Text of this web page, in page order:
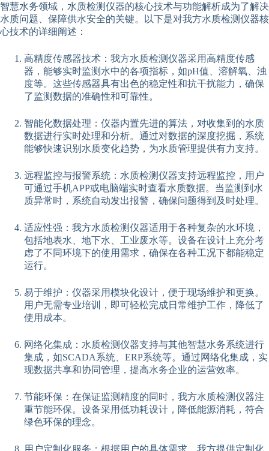
智慧水务领域，水质检测仪器的核心技术与功能解析成为了解决
水质问题、保障供水安全的关键。以下是对我方水质检测仪器核
心技术的详细阐述：
高精度传感器技术：我方水质检测仪器采用高精度传感
器，能够实时监测水中的各项指标，如pH值、溶解氧、浊
度等。这些传感器具有出色的稳定性和抗干扰能力，确保
了监测数据的准确性和可靠性。
智能化数据处理：仪器内置先进的算法，对收集到的水质
数据进行实时处理和分析。通过对数据的深度挖掘，系统
能够快速识别水质变化趋势，为水质管理提供有力支持。
远程监控与报警系统：水质检测仪器支持远程监控，用户
可通过手机APP或电脑端实时查看水质数据。当监测到水
质异常时，系统自动发出报警，确保问题得到及时处理。
适应性强：我方水质检测仪器适用于各种复杂的水环境，
包括地表水、地下水、工业废水等。设备在设计上充分考
虑了不同环境下的使用需求，确保在各种工况下都能稳定
运行。
易于维护：仪器采用模块化设计，便于现场维护和更换。
用户无需专业培训，即可轻松完成日常维护工作，降低了
使用成本。
网络化集成：水质检测仪器支持与其他智慧水务系统进行
集成，如SCADA系统、ERP系统等。通过网络化集成，实
现数据共享和协同管理，提高水务企业的运营效率。
节能环保：在保证监测精度的同时，我方水质检测仪器注
重节能环保。设备采用低功耗设计，降低能源消耗，符合
绿色环保的理念。
用户定制化服务：根据用户的具体需求，我方提供定制化